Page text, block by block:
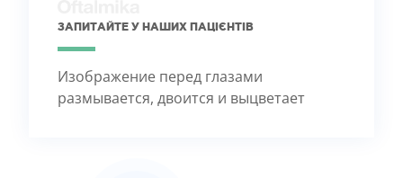
ЗАПИТАЙТЕ У НАШИХ ПАЦІЄНТІВ
Изображение перед глазами
размывается, двоится и выцветает